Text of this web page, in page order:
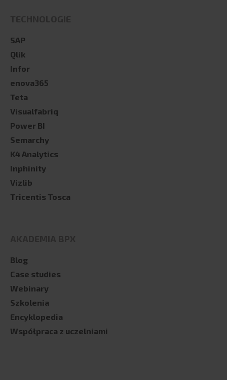
SAP
Qlik
Infor
enova365
Teta
Visualfabriq
Power BI
Semarchy
K4 Analytics
Inphinity
Vizlib
Tricentis Tosca
Blog
Case studies
Webinary
Szkolenia
Encyklopedia
Współpraca z uczelniami